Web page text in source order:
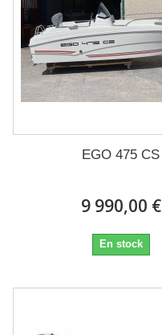
EGO 475 CS
9 990,00 €
En stock